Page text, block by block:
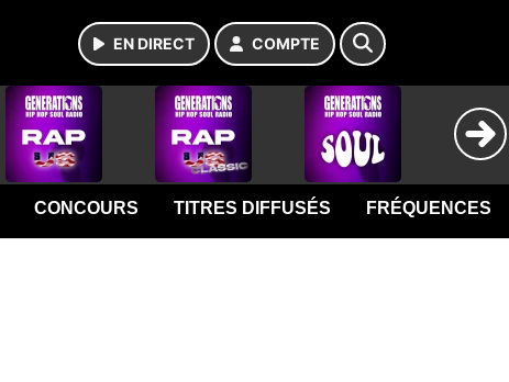
EN DIRECT COMPTE
CONCOURS TITRES DIFFUSÉS FRÉQUENCES